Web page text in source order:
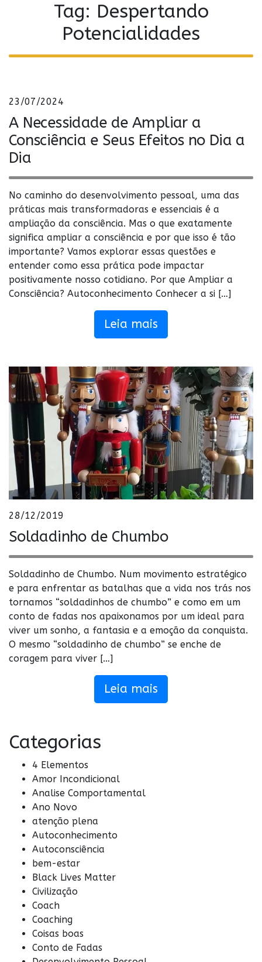
Tag: Despertando
Potencialidades
23/07/2024
A Necessidade de Ampliar a
Consciência e Seus Efeitos no Dia a
Dia
No caminho do desenvolvimento pessoal, uma das
práticas mais transformadoras e essenciais é a
ampliação da consciência. Mas o que exatamente
significa ampliar a consciência e por que isso é tão
importante? Vamos explorar essas questões e
entender como essa prática pode impactar
positivamente nosso cotidiano. Por que Ampliar a
Consciência? Autoconhecimento Conhecer a si […]
Leia mais
28/12/2019
Soldadinho de Chumbo
Soldadinho de Chumbo. Num movimento estratégico
e para enfrentar as batalhas que a vida nos trás nos
tornamos “soldadinhos de chumbo” e como em um
conto de fadas nos apaixonamos por um ideal para
viver um sonho, a fantasia e a emoção da conquista.
O mesmo “soldadinho de chumbo” se enche de
coragem para viver […]
Leia mais
Categorias
4 Elementos
Amor Incondicional
Analise Comportamental
Ano Novo
atenção plena
Autoconhecimento
Autoconsciência
bem-estar
Black Lives Matter
Civilização
Coach
Coaching
Coisas boas
Conto de Fadas